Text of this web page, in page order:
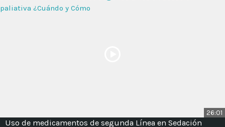
26:01
Uso de medicamentos de segunda Línea en Sedación